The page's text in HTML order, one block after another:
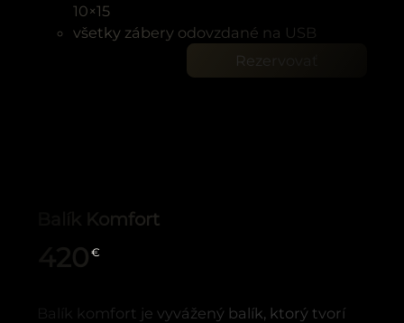
10×15
všetky zábery odovzdané na USB
Rezervovať
Balík Komfort
420 €
Balík komfort je vyvážený balík, ktorý tvorí